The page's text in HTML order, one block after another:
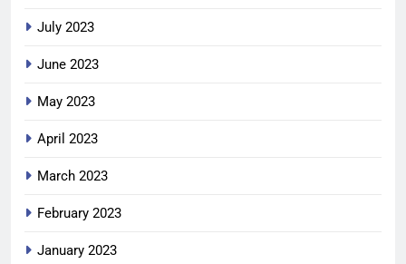
July 2023
June 2023
May 2023
April 2023
March 2023
February 2023
January 2023